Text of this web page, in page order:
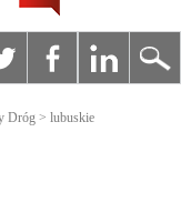
Dróg > lubuskie